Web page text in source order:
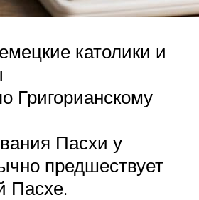
католики и
Григорианскому
Пасхи у
предшествует
Пасхе.